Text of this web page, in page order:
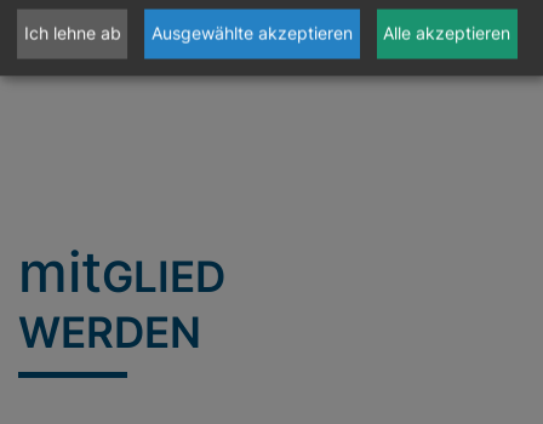
mitGLIED
WERDEN
Ich lehne ab Ausgewählte akzeptieren Alle akzeptieren